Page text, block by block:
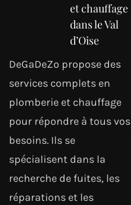
et chauffage
dans le Val
d’Oise
DeGaDeZo propose des
services complets en
plomberie et chauffage
pour répondre à tous vos
besoins. Ils se
spécialisent dans la
recherche de fuites, les
réparations et les